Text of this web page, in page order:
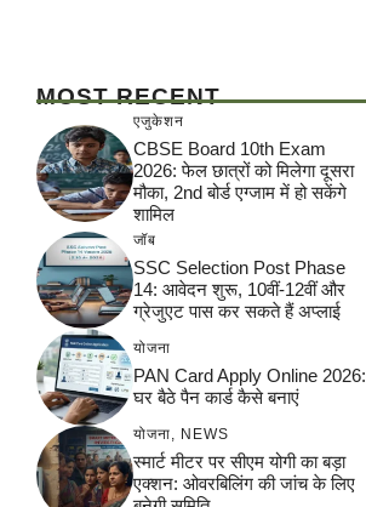
MOST RECENT
एजुकेशन
CBSE Board 10th Exam
2026: फेल छात्रों को मिलेगा दूसरा
मौका, 2nd बोर्ड एग्जाम में हो सकेंगे
शामिल
जॉब
SSC Selection Post Phase
14: आवेदन शुरू, 10वीं-12वीं और
ग्रेजुएट पास कर सकते हैं अप्लाई
योजना
PAN Card Apply Online 2026:
घर बैठे पैन कार्ड कैसे बनाएं
योजना NEWS
स्मार्ट मीटर पर सीएम योगी का बड़ा
एक्शन: ओवरबिलिंग की जांच के लिए